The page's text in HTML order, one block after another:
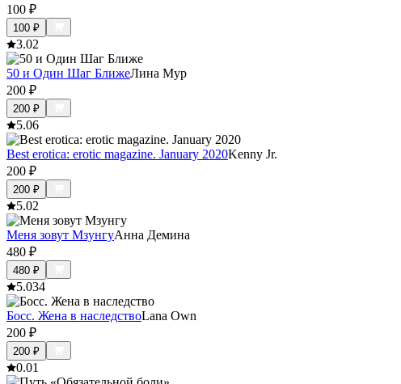
100 ₽
100 ₽
3.02
50 и Один Шаг БлижеЛина Мур
200 ₽
200 ₽
5.06
Best erotica: erotic magazine. January 2020Kenny Jr.
200 ₽
200 ₽
5.02
Меня зовут МзунгуАнна Демина
480 ₽
480 ₽
5.034
Босс. Жена в наследствоLana Own
200 ₽
200 ₽
0.01